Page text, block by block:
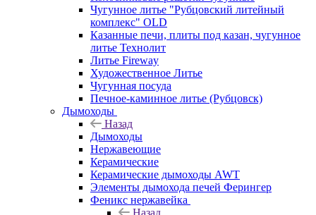
Чугунное литье "Рубцовский литейный
комплекс" OLD
Казанные печи, плиты под казан, чугунное
литье Технолит
Литье Fireway
Художественное Литье
Чугунная посуда
Печное-каминное литье (Рубцовск)
Дымоходы
Назад
Дымоходы
Нержавеющие
Керамические
Керамические дымоходы AWT
Элементы дымохода печей Ферингер
Феникс нержавейка
Назад